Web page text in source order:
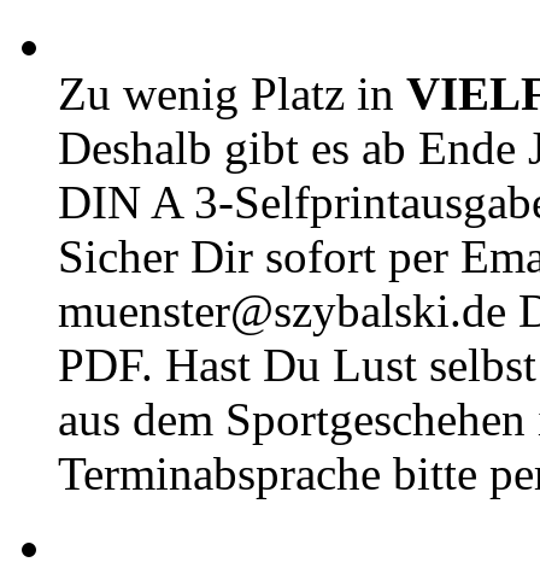
Zu wenig Platz in
Deshalb gibt es ab Ende
DIN A 3-
Sicher Dir sofort per
muenster@szybalski.de
PDF. Hast Du Lust
aus dem
Terminabsprache bitte